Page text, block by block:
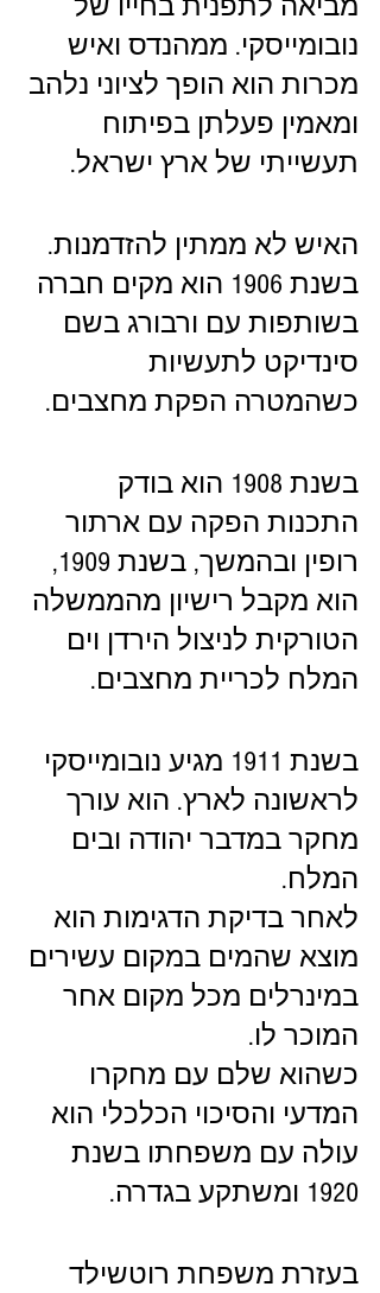
מביאה לתפנית בחייו של
נובומייסקי. ממהנדס ואיש
מכרות הוא הופך לציוני נלהב
ומאמין פעלתן בפיתוח
תעשייתי של ארץ ישראל.
האיש לא ממתין להזדמנות.
בשנת 1906 הוא מקים חברה
בשותפות עם ורבורג בשם
סינדיקט לתעשיות
כשהמטרה הפקת מחצבים.
בשנת 1908 הוא בודק
התכנות הפקה עם ארתור
רופין ובהמשך, בשנת 1909,
הוא מקבל רישיון מהממשלה
הטורקית לניצול הירדן וים
המלח לכריית מחצבים.
בשנת 1911 מגיע נובומייסקי
לראשונה לארץ. הוא עורך
מחקר במדבר יהודה ובים
המלח.
לאחר בדיקת הדגימות הוא
מוצא שהמים במקום עשירים
במינרלים מכל מקום אחר
המוכר לו.
כשהוא שלם עם מחקרו
המדעי והסיכוי הכלכלי הוא
עולה עם משפחתו בשנת
1920 ומשתקע בגדרה.
בעזרת משפחת רוטשילד